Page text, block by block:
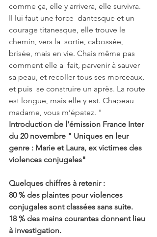
comme ça, elle y arrivera, elle survivra.
Il lui faut une force  dantesque et un
courage titanesque, elle trouve le
chemin, vers la  sortie, cabossée,
brisée, mais en vie. Chais même pas
comment elle a  fait, parvenir à sauver
sa peau, et recoller tous ses morceaux,
et puis  se construire un après. La route
est longue, mais elle y est. Chapeau
madame, vous m’épatez. "
Introduction de l'émission France Inter
du 20 novembre " Uniques en leur
genre : Marie et Laura, ex victimes des
violences conjugales"
Quelques chiffres à retenir :
80 % des plaintes pour violences
conjugales sont classées sans suite.
18 % des mains courantes donnent lieu
à investigation.